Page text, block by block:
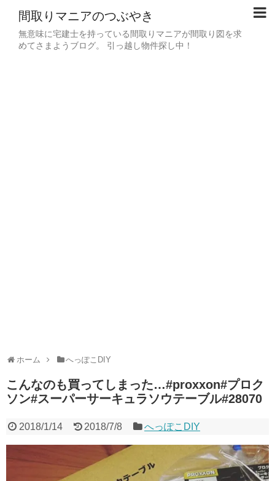
間取りマニアのつぶやき
無意味に宅建士を持っている間取りマニアが間取り図を求
めてさまようブログ。 引っ越し物件探し中！
ホーム へっぽこDIY
こんなのも買ってしまった…#proxxon#プロク
ソン#スーパーサーキュラソウテーブル#28070
2018/1/14 2018/7/8 へっぽこDIY